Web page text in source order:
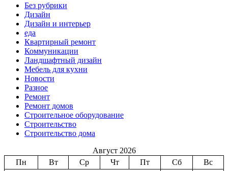
Без рубрики
Дизайн
Дизайн и интерьер
еда
Квартирный ремонт
Коммуникации
Ландшафтный дизайн
Мебель для кухни
Новости
Разное
Ремонт
Ремонт домов
Строительное оборудование
Строительство
Строительство дома
Август 2026
Пн
Вт Ср Чт Пт Сб Вс